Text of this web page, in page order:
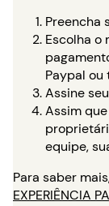
Preencha
Escolha o
Paypal ou
Assine
Assim
equipe,
Para saber
EXPERIÊNCIA